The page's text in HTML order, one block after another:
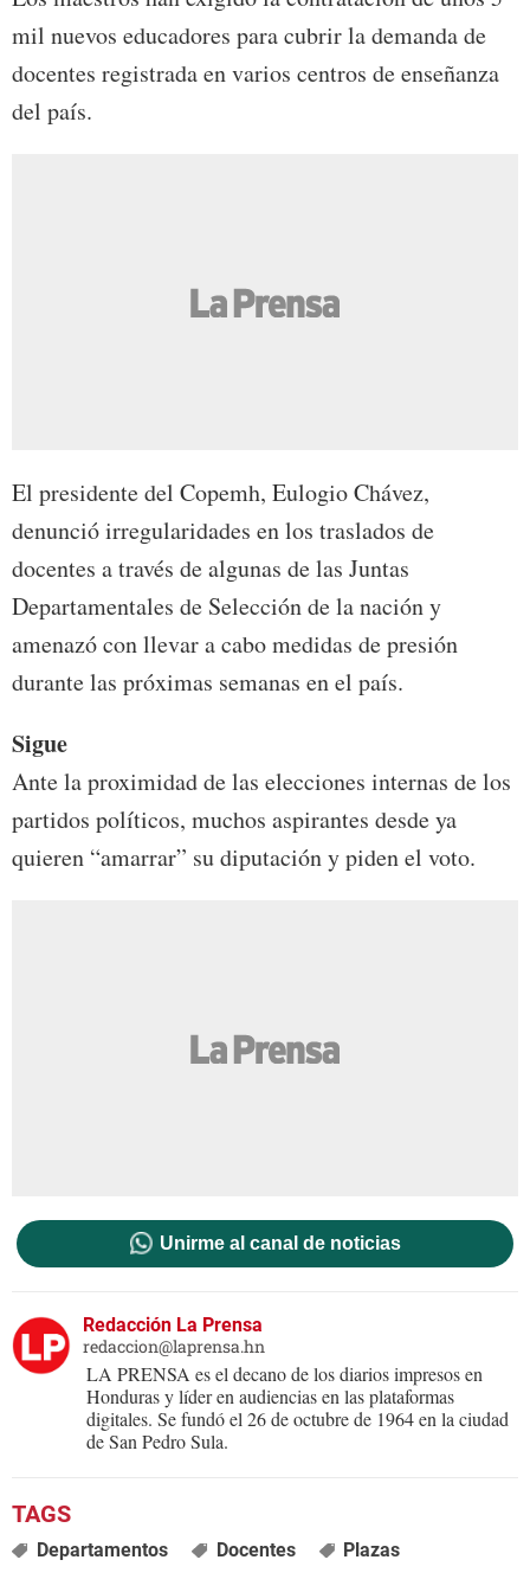
mil nuevos educadores para cubrir la demanda de
docentes registrada en varios centros de enseñanza
del país.
El presidente del Copemh, Eulogio Chávez,
denunció irregularidades en los traslados de
docentes a través de algunas de las Juntas
Departamentales de Selección de la nación y
amenazó con llevar a cabo medidas de presión
durante las próximas semanas en el país.
Sigue
Ante la proximidad de las elecciones internas de los
partidos políticos, muchos aspirantes desde ya
quieren “amarrar” su diputación y piden el voto.
Unirme al canal de noticias
Redacción La Prensa
redaccion@laprensa.hn
LA PRENSA es el decano de los diarios impresos en
Honduras y líder en audiencias en las plataformas
digitales. Se fundó el 26 de octubre de 1964 en la ciudad
de San Pedro Sula.
Departamentos Docentes Plazas